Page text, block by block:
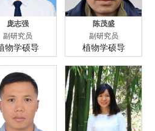
庞志强
副研究员
物学硕导
陈茂盛
副研究员
植物学硕导